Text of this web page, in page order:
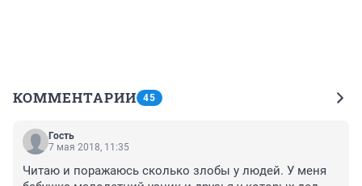
КОММЕНТАРИИ 45
Гость
7 мая 2018, 11:35
Читаю и поражаюсь сколько злобы у людей. У меня